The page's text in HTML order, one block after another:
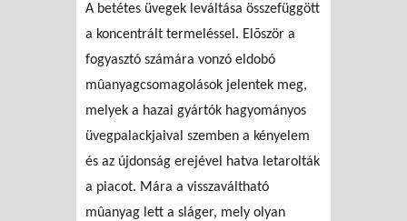
A betétes üvegek leváltása összefüggött
a koncentrált termeléssel. Elõször a
fogyasztó számára vonzó eldobó
mûanyagcsomagolások jelentek meg,
melyek a hazai gyártók hagyományos
üvegpalackjaival szemben a kényelem
és az újdonság erejével hatva letarolták
a piacot. Mára a visszaváltható
mûanyag lett a sláger, mely olyan